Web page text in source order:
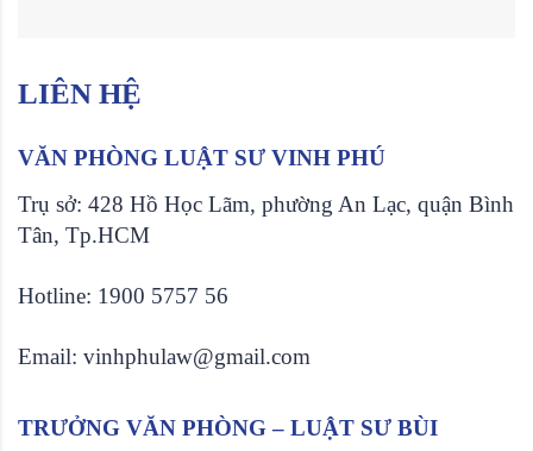
LIÊN HỆ
VĂN PHÒNG LUẬT SƯ VINH PHÚ
Trụ sở: 428 Hồ Học Lãm, phường An Lạc, quận Bình
Tân, Tp.HCM
Hotline: 1900 5757 56
Email: vinhphulaw@gmail.com
TRƯỞNG VĂN PHÒNG – LUẬT SƯ BÙI